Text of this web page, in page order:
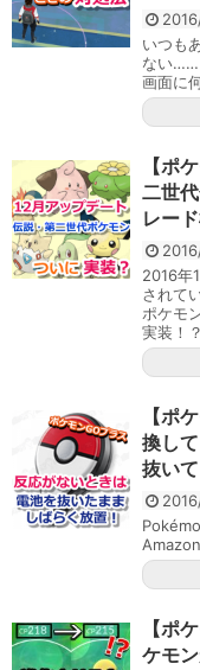
いつも
ない……
画面に
【ポ
二世
レー
2016年
されて
ポケモ
実装！
【ポ
換し
抜い
【ポ
ケモ